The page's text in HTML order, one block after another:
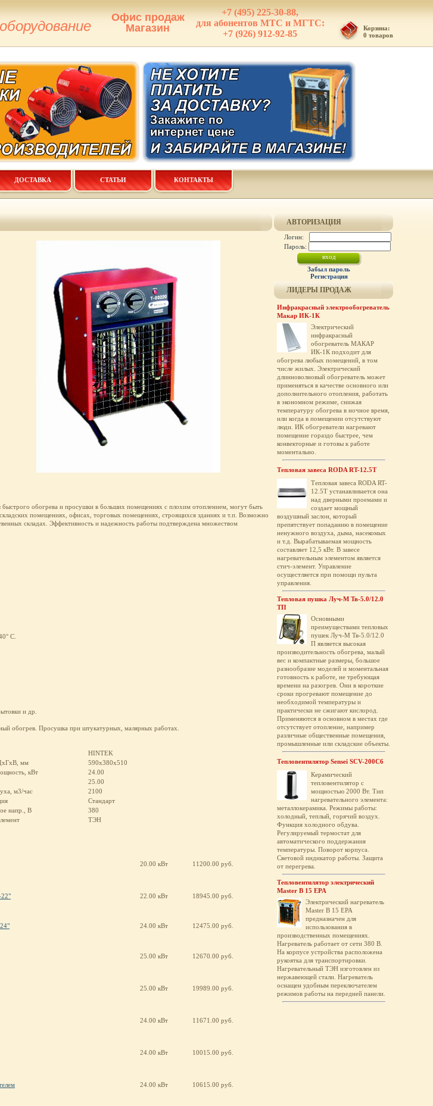
Офис продаж
Магазин
+7 (495) 225-30-88,
для абонентов МТС и МГТС:
+7 (926) 912-92-85
Корзина:
0 товаров
ДОСТАВКА СТАТЬИ КОНТАКТЫ
быстрого обогрева и просушки в больших помещениях с плохим отоплением, могут быть
помещениях, офисах, торговых помещениях, строящихся зданиях и т.п. Возможно
складах. Эффективность и надежность работы подтверждена множеством
С.
и др.
обогрев. Просушка при штукатурных, малярных работах.
HINTEK
мм
590х380х510
кВт
24.00
25.00
м3/час
2100
Стандарт
напр., В
380
ТЭН
20.00 кВт 11200.00 руб.
22" 22.00 кВт 18945.00 руб.
24.00 кВт 12475.00 руб.
25.00 кВт 12670.00 руб.
25.00 кВт 19989.00 руб.
24.00 кВт 11671.00 руб.
24.00 кВт 10015.00 руб.
24.00 кВт 10615.00 руб.
АВТОРИЗАЦИЯ
Логин:
Пароль:
Забыл пароль
Регистрация
ЛИДЕРЫ ПРОДАЖ
Инфракрасный электрообогреватель
Макар ИК-1К
Электрический
инфракрасный
обогреватель МАКАР
ИК-1К подходит для
обогрева любых помещений, в том
числе жилых. Электрический
длинноволновый обогреватель может
применяться в качестве основного или
дополнительного отопления, работать
в экономном режиме, снижая
температуру обогрева в ночное время,
или когда в помещении отсутствуют
люди. ИК обогреватели нагревают
помещение гораздо быстрее, чем
конвекторные и готовы к работе
моментально.
Тепловая завеса RODA RT-12.5T
Тепловая завеса RODA RT-
12.5T устанавливается она
над дверными проемами и
создает мощный
воздушный заслон, который
препятствует попаданию в помещение
ненужного воздуха, дыма, насекомых
и т.д. Вырабатываемая мощность
составляет 12,5 кВт. В завесе
нагревательным элементом является
стич-элемент. Управление
осущестляется при помощи пульта
управления.
Тепловая пушка Луч-М Тв-5.0/12.0
ТП
Основными
преимуществами тепловых
пушек Луч-М Тв-5.0/12.0
П является высокая
производительность обогрева, малый
вес и компактные размеры, большое
разнообразие моделей и моментальная
готовность к работе, не требующая
времени на разогрев. Они в короткие
сроки прогревают помещение до
необходимой температуры и
практически не сжигают кислород.
Применяются в основном в местах где
отсутствует отопление, например
различные общественные помещения,
промышленные или складские объекты.
Тепловентилятор Sensei SCV-200C6
Керамический
тепловентилятор с
мощностью 2000 Вт. Тип
нагревательного элемента:
металлокерамика. Режимы работы:
холодный, теплый, горячий воздух.
Функция холодного обдува.
Регулируемый термостат для
автоматического поддержания
температуры. Поворот корпуса.
Световой индикатор работы. Защита
от перегрева.
Тепловентилятор электрический
Master B 15 EPA
Электрический нагреватель
Master B 15 EPA
предназначен для
использования в
производственных помещениях.
Нагреватель работает от сети 380 В.
На корпусе устройства расположена
рукоятка для транспортировки.
Нагревательный ТЭН изготовлен из
нержавеющей стали. Нагреватель
оснащен удобным переключателем
режимов работы на передней панели.